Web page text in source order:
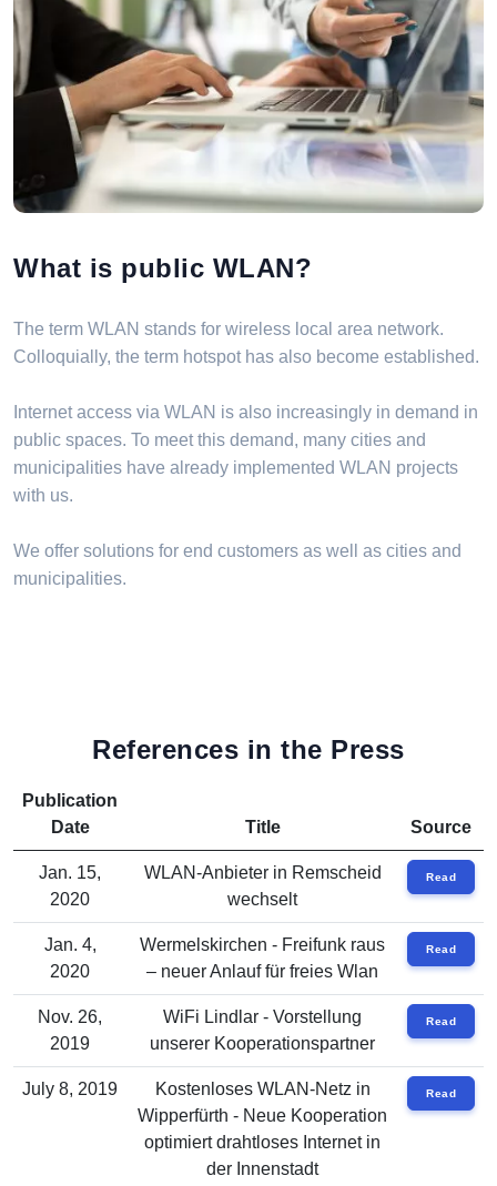
What is public WLAN?
The term WLAN stands for wireless local area network.
Colloquially, the term hotspot has also become established.
Internet access via WLAN is also increasingly in demand in
public spaces. To meet this demand, many cities and
municipalities have already implemented WLAN projects
with us.
We offer solutions for end customers as well as cities and
municipalities.
References in the Press
Publication
Date
Title Source
Jan. 15,
2020
WLAN-Anbieter in Remscheid
wechselt
Read
Jan. 4,
2020
Wermelskirchen - Freifunk raus
– neuer Anlauf für freies Wlan
Read
Nov. 26,
2019
WiFi Lindlar - Vorstellung
unserer Kooperationspartner
Read
July 8, 2019
Kostenloses WLAN-Netz in
Wipperfürth - Neue Kooperation
optimiert drahtloses Internet in
der Innenstadt
Read